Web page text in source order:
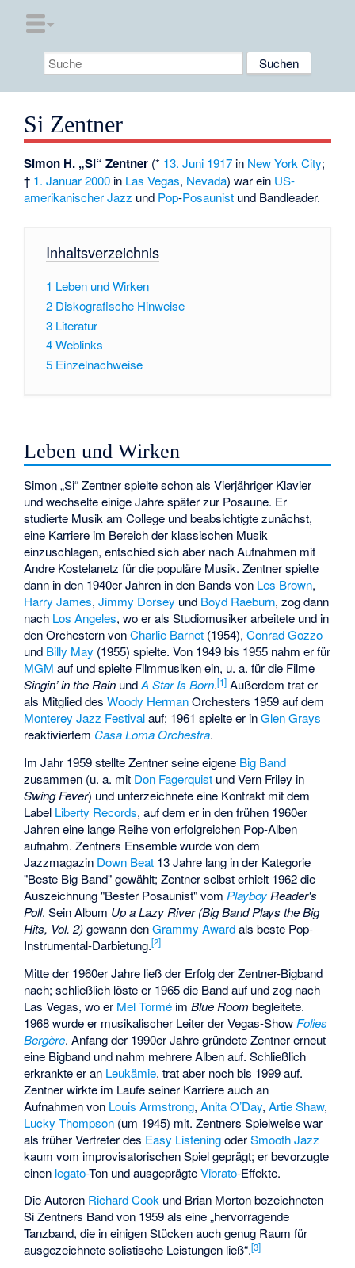
Si Zentner
Simon H. „Si“ Zentner (* 13. Juni 1917 in New York City;
† 1. Januar 2000 in Las Vegas, Nevada) war ein US-
amerikanischer Jazz und Pop-Posaunist und Bandleader.
Inhaltsverzeichnis
1 Leben und Wirken
2 Diskografische Hinweise
3 Literatur
4Weblinks
5 Einzelnachweise
Leben und Wirken
Simon „Si“ Zentner spielte schon als Vierjähriger Klavier
und wechselte einige Jahre später zur Posaune. Er
studierte Musik am College und beabsichtigte zunächst,
eine Karriere im Bereich der klassischen Musik
einzuschlagen, entschied sich aber nach Aufnahmen mit
Andre Kostelanetz für die populäre Musik. Zentner spielte
dann in den 1940er Jahren in den Bands von Les Brown,
Harry James,Jimmy Dorsey und Boyd Raeburn, zog dann
nach Los Angeles, wo er als Studiomusiker arbeitete und in
den Orchestern vonCharlie Barnet (1954),Conrad Gozzo
und Billy May (1955) spielte. Von 1949 bis 1955 nahm er für
MGM auf und spielte Filmmusiken ein, u. a. für die Filme
Singin’ in the Rain undA Star Is Born.[1] Außerdem trat er
als Mitglied desWoody HermanOrchesters 1959 auf dem
Monterey Jazz Festivalauf; 1961 spielte er inGlen Grays
reaktiviertem Casa Loma Orchestra.
Im Jahr 1959 stellte Zentner seine eigene Big Band
zusammen (u. a. mit Don Fagerquist undVern Friley in
Swing Fever) und unterzeichnete eine Kontrakt mit dem
Label Liberty Records, auf dem er in den frühen 1960er
Jahren eine lange Reihe von erfolgreichen Pop-Alben
aufnahm. Zentners Ensemble wurde von dem
Jazzmagazin Down Beat 13 Jahre lang in der Kategorie
"Beste Big Band" gewählt; Zentner selbst erhielt 1962 die
Auszeichnung "Bester Posaunist" vom Playboy Reader's
Poll. Sein Album Up a Lazy River (Big Band Plays the Big
Hits, Vol. 2)gewann denGrammy Awardals beste Pop-
Instrumental-Darbietung.[2]
Mitte der 1960er Jahre ließ der Erfolg der Zentner-Bigband
nach; schließlich löste er 1965 die Band auf und zog nach
Las Vegas, wo er Mel Tormé imBlue Room begleitete.
1968 wurde er musikalischer Leiter der Vegas-Show Folies
Bergère. Anfang der 1990er Jahre gründete Zentner erneut
eine Bigband und nahm mehrere Alben auf. Schließlich
erkrankte er an Leukämie, trat aber noch bis 1999 auf.
Zentner wirkte im Laufe seiner Karriere auch an
Aufnahmen von Louis Armstrong,Anita O’Day,Artie Shaw,
Lucky Thompson (um 1945) mit. Zentners Spielweise war
als früher Vertreter des Easy ListeningoderSmooth Jazz
kaum vom improvisatorischen Spiel geprägt; er bevorzugte
einen legato-Ton und ausgeprägteVibrato-Effekte.
Die Autoren Richard Cook und Brian Morton bezeichneten
Si Zentners Band von 1959 als eine „hervorragende
Tanzband, die in einigen Stücken auch genug Raum für
ausgezeichnete solistische Leistungen ließ“.[3]